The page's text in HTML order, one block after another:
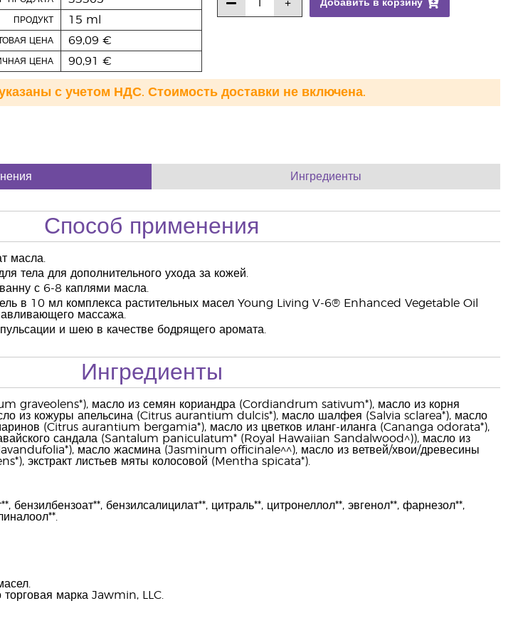
ПРОДУКТ 15 ml
ЦЕНА 69,09 €
ЦЕНА 90,91 €
Добавить в корзину
с учетом НДС. Стоимость доставки не включена.
Ингредиенты
Способ применения
масла.
тела для дополнительного ухода за кожей.
с 6-8 каплями масла.
в 10 мл комплекса растительных масел Young Living V-6® Enhanced Vegetable Oil
массажа.
и шею в качестве бодрящего аромата.
Ингредиенты
graveolens*), масло из семян кориандра (Cordiandrum sativum*), масло из корня
из кожуры апельсина (Citrus aurantium dulcis*), масло шалфея (Salvia sclarea*), масло
(Citrus aurantium bergamia*), масло из цветков иланг-иланга (Cananga odorata*),
сандала (Santalum paniculatum* (Royal Hawaiian Sandalwood^)), масло из
масло жасмина (Jasminum officinale^^), масло из ветвей/хвои/древесины
экстракт листьев мяты колосовой (Mentha spicata*).
бензилбензоат**, бензилсалицилат**, цитраль**, цитронеллол**, эвгенол**, фарнезол**,
марка Jawmin, LLC.